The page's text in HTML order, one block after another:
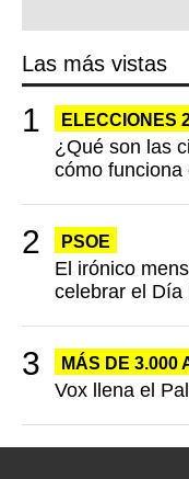
Las más vistas
ELECCIONES
¿Qué son las
cómo funciona
PSOE
El irónico
celebrar el Día
MÁS DE 3.000
Vox llena el